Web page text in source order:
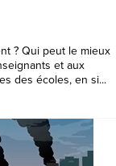
? Qui peut le mieux
et aux
des écoles, en si...